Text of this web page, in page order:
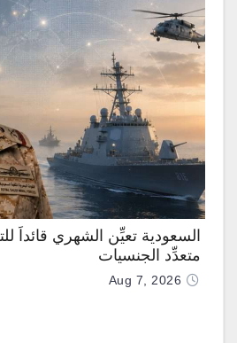
السعودية تعيِّن الشهري قائداً
متعدِّد الجنسيات
Aug 7, 2026